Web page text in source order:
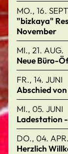
MO., 16.
"bizkaya"
November
MI., 21. AUG.
Neue Büro-
FR., 14. JUNI
Abschied
MI., 05. JUNI
Ladestation
DO., 04. APR.
Herzlich